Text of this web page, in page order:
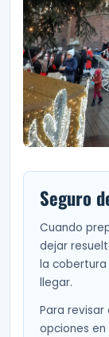
Seguro
Cuando
dejar
la cobertura
llegar.
Para
opciones en